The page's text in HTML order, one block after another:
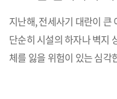
지난해, 전세사기 대란이 큰
단순히 시설의 하자나 벽지
체를 잃을 위험이 있는 심각